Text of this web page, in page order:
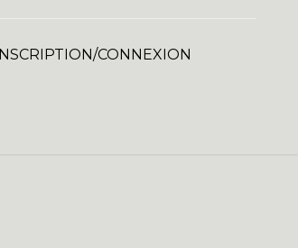
INSCRIPTION/CONNEXION